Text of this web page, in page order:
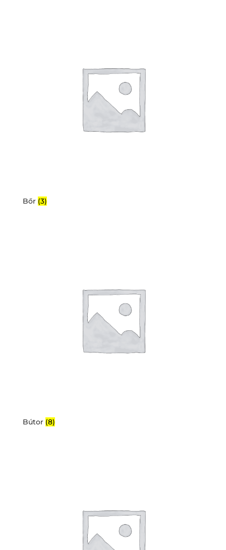
Bőr (3)
Bútor (8)